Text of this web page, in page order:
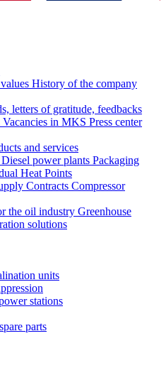
History of the company
letters of gratitude, feedbacks
Vacancies in MKS Press center
and services
Diesel power plants Packaging
Heat Points
Contracts Compressor
the oil industry Greenhouse
solutions
units
stations
parts